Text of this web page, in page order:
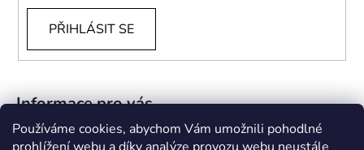
Používáme cookies, abychom Vám umožnili pohodlné
PŘIHLÁSIT SE
Informace pro vás
B2B